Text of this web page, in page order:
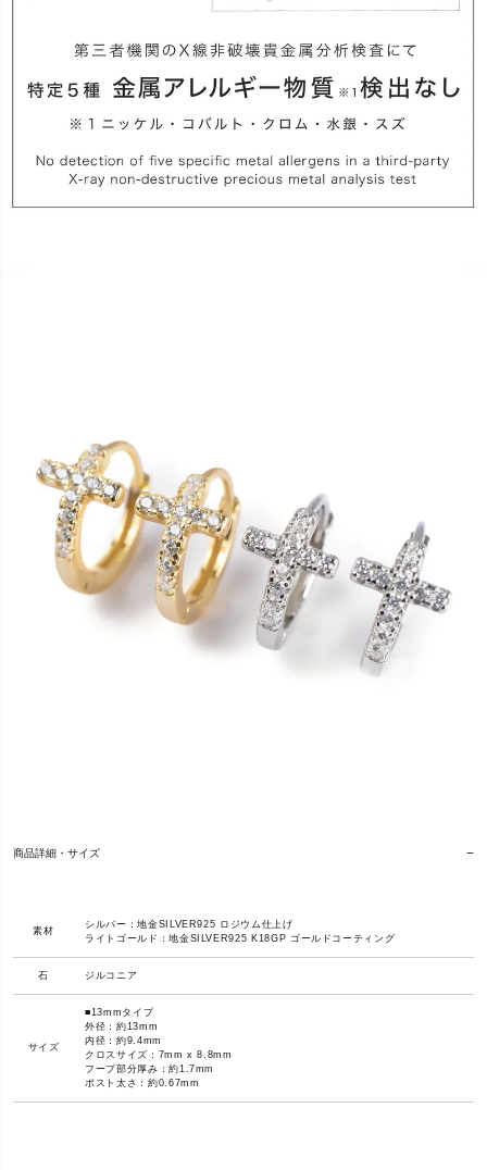
商品詳細・サイズ
素材
シルバー：地金SILVER925 ロジウム仕上げ
ライトゴールド：地金SILVER925 K18GP ゴールドコーティング
石 ジルコニア
サイズ
■13mmタイプ
外径：約13mm
内径：約9.4mm
クロスサイズ：7mm x 8.8mm
フープ部分厚み：約1.7mm
ポスト太さ：約0.67mm